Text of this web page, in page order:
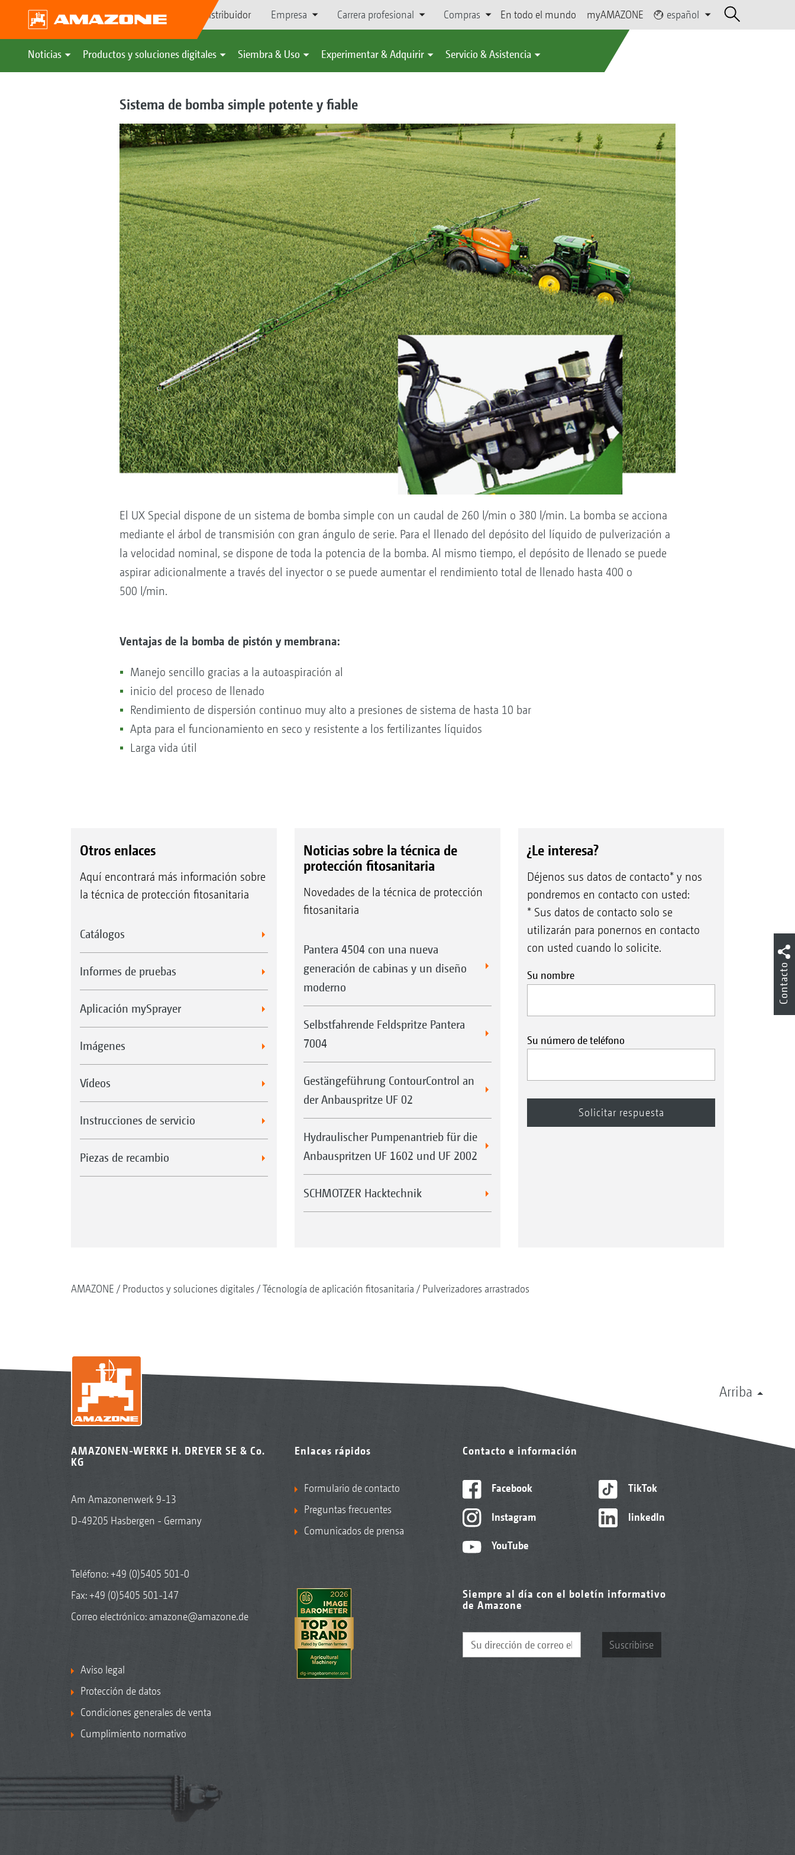
Búsqueda de distribuidor Empresa Carrera profesional Compras En todo el mundo myAMAZONE español
Noticias Productos y soluciones digitales Siembra & Uso Experimentar & Adquirir Servicio & Asistencia
Sistema de bomba simple potente y fiable
El UX Special dispone de un sistema de bomba simple con un caudal de 260 l/min o 380 l/min. La bomba se acciona
mediante el árbol de transmisión con gran ángulo de serie. Para el llenado del depósito del líquido de pulverización a
la velocidad nominal, se dispone de toda la potencia de la bomba. Al mismo tiempo, el depósito de llenado se puede
aspirar adicionalmente a través del inyector o se puede aumentar el rendimiento total de llenado hasta 400 o
500 l/min.
Ventajas de la bomba de pistón y membrana:
Manejo sencillo gracias a la autoaspiración al
inicio del proceso de llenado
Rendimiento de dispersión continuo muy alto a presiones de sistema de hasta 10 bar
Apta para el funcionamiento en seco y resistente a los fertilizantes líquidos
Larga vida útil
Otros enlaces
Aquí encontrará más información sobre
la técnica de protección fitosanitaria
Catálogos
Informes de pruebas
Aplicación mySprayer
Imágenes
Vídeos
Instrucciones de servicio
Piezas de recambio
Noticias sobre la técnica de
protección fitosanitaria
Novedades de la técnica de protección
fitosanitaria
Pantera 4504 con una nueva
generación de cabinas y un diseño
moderno
Selbstfahrende Feldspritze Pantera
7004
Gestängeführung ContourControl an
der Anbauspritze UF 02
Hydraulischer Pumpenantrieb für die
Anbauspritzen UF 1602 und UF 2002
SCHMOTZER Hacktechnik
¿Le interesa?
Déjenos sus datos de contacto* y nos
pondremos en contacto con usted:
* Sus datos de contacto solo se
utilizarán para ponernos en contacto
con usted cuando lo solicite.
Su nombre
Su número de teléfono
AMAZONE Productos y soluciones digitales Técnología de aplicación fitosanitaria Pulverizadores arrastrados
Arriba
AMAZONEN-WERKE H. DREYER SE & Co.
KG
Am Amazonenwerk 9-13
D-49205 Hasbergen - Germany
Teléfono:+49 (0)5405 501-0
Fax: +49 (0)5405 501-147
Correo electrónico: amazone@amazone.de
Aviso legal
Protección de datos
Condiciones generales de venta
Cumplimiento normativo
Enlaces rápidos
Formulario de contacto
Preguntas frecuentes
Comunicados de prensa
Contacto e información
Facebook
Instagram
YouTube
TikTok
linkedIn
Siempre al día con el boletín informativo
de Amazone
Suscribirse
Contacto